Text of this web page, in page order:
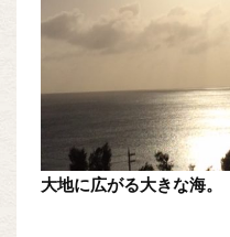
大地に広がる大きな海。